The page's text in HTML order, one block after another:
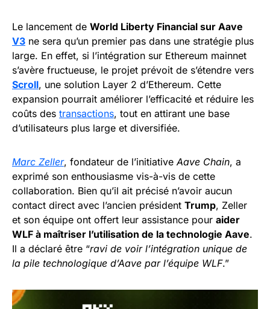
Le lancement de World Liberty Financial sur Aave
V3 ne sera qu’un premier pas dans une stratégie plus
large. En effet, si l’intégration sur Ethereum mainnet
s’avère fructueuse, le projet prévoit de s’étendre vers
Scroll, une solution Layer 2 d’Ethereum. Cette
expansion pourrait améliorer l’efficacité et réduire les
coûts des transactions, tout en attirant une base
d’utilisateurs plus large et diversifiée.
Marc Zeller, fondateur de l’initiative Aave Chain, a
exprimé son enthousiasme vis-à-vis de cette
collaboration. Bien qu’il ait précisé n’avoir aucun
contact direct avec l’ancien président Trump, Zeller
et son équipe ont offert leur assistance pour aider
WLF à maîtriser l’utilisation de la technologie Aave.
Il a déclaré être “ravi de voir l’intégration unique de
la pile technologique d’Aave par l’équipe WLF.”